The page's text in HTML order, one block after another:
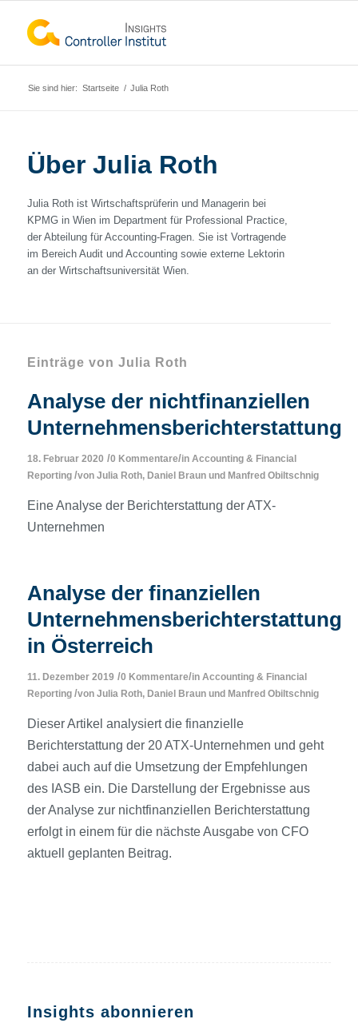
Sie sind hier: Startseite / Julia Roth
Über Julia Roth
Julia Roth ist Wirtschaftsprüferin und Managerin bei
KPMG in Wien im Department für Professional Practice,
der Abteilung für Accounting-Fragen. Sie ist Vortragende
im Bereich Audit und Accounting sowie externe Lektorin
an der Wirtschaftsuniversität Wien.
Einträge von Julia Roth
Analyse der nichtfinanziellen
Unternehmensberichterstattung
18. Februar 2020 /0 Kommentare/in Accounting & Financial
Reporting /von Julia Roth, Daniel Braunund Manfred Obiltschnig
Eine Analyse der Berichterstattung der ATX-
Unternehmen
Analyse der finanziellen
Unternehmensberichterstattung
in Österreich
11. Dezember 2019 /0 Kommentare/in Accounting & Financial
Reporting /von Julia Roth, Daniel Braunund Manfred Obiltschnig
Dieser Artikel analysiert die finanzielle
Berichterstattung der 20 ATX-Unternehmen und geht
dabei auch auf die Umsetzung der Empfehlungen
des IASB ein. Die Darstellung der Ergebnisse aus
der Analyse zur nichtfinanziellen Berichterstattung
erfolgt in einem für die nächste Ausgabe von CFO
aktuell geplanten Beitrag.
Insights abonnieren